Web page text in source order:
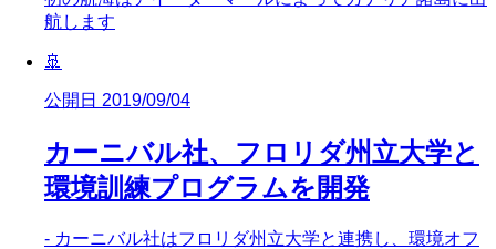
航します
🚢
公開日 2019/09/04
カーニバル社、フロリダ州立大学と
環境訓練プログラムを開発
- カーニバル社はフロリダ州立大学と連携し、環境オフ